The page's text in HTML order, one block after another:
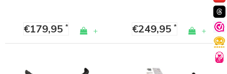
€179,95* + €249,95* +